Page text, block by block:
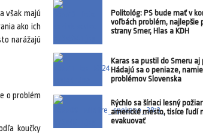
však majú
ako ich
narážajú
o problém
koučky
Politológ: PS bude mať v
voľbách problém, najlepšie
strany Smer, Hlas a KDH
Karas sa pustil do Smeru aj
Hádajú sa o peniaze,
problémov Slovenska
Rýchlo sa šíriaci lesný
americké mesto, tisíce ľudí
evakuovať